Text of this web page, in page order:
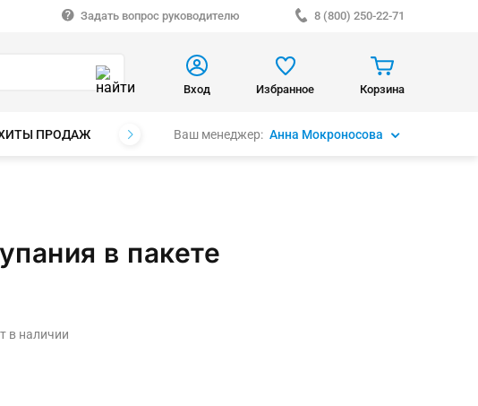
Задать вопрос руководителю 8 (800) 250-22-71
Вход Избранное Корзина
ПРОДАЖ БРЕНДЫВаш менеджер: Анна Мокроносова
в пакете
в наличии